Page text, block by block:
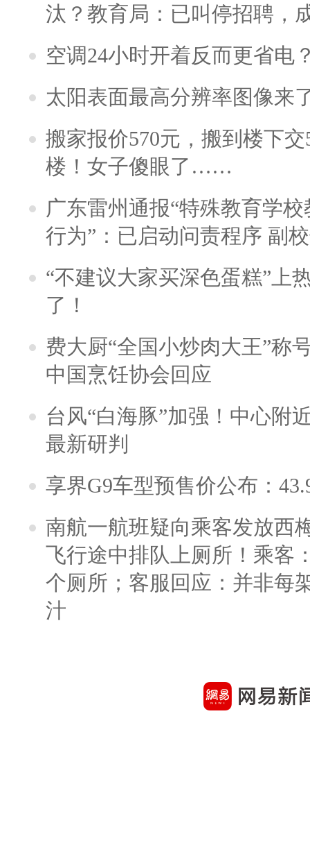
汰？教育局：已叫停招聘，
空调24小时开着反而更省电
太阳表面最高分辨率图像来
搬家报价570元，搬到楼下
楼！女子傻眼了……
广东雷州通报“特殊教育学
行为”：已启动问责程序 副
“不建议大家买深色蛋糕”上
了！
费大厨“全国小炒肉大王”称
中国烹饪协会回应
台风“白海豚”加强！中心附
最新研判
享界G9车型预售价公布：
南航一航班疑向乘客发放西
飞行途中排队上厕所！乘客
个厕所；客服回应：并非每
汁